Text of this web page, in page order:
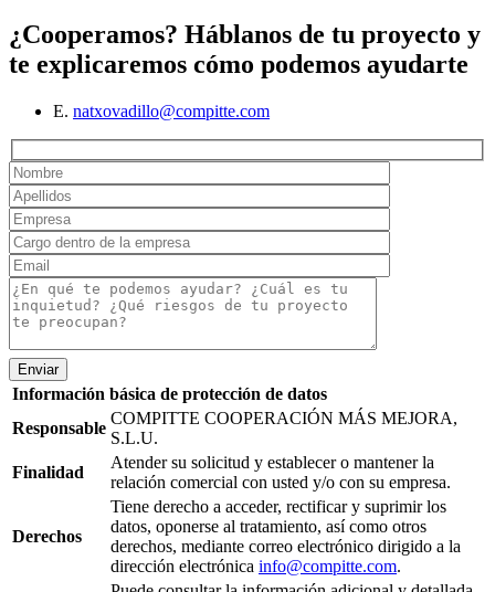
¿Cooperamos? Háblanos de tu proyecto y
te explicaremos cómo podemos ayudarte
E. natxovadillo@compitte.com
Enviar
Información básica de protección de datos
Responsable
COMPITTE COOPERACIÓN MÁS MEJORA,
S.L.U.
Finalidad
Atender su solicitud y establecer o mantener la
relación comercial con usted y/o con su empresa.
Derechos
Tiene derecho a acceder, rectificar y suprimir los
datos, oponerse al tratamiento, así como otros
derechos, mediante correo electrónico dirigido a la
dirección electrónica info@compitte.com.